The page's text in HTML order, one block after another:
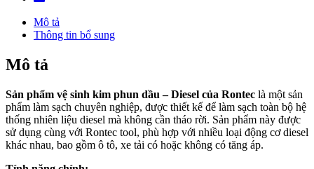
Mô tả
Thông tin bổ sung
Mô tả
Sản phẩm vệ sinh kim phun dầu – Diesel của Rontec là một sản
phẩm làm sạch chuyên nghiệp, được thiết kế để làm sạch toàn bộ hệ
thống nhiên liệu diesel mà không cần tháo rời. Sản phẩm này được
sử dụng cùng với Rontec tool, phù hợp với nhiều loại động cơ diesel
khác nhau, bao gồm ô tô, xe tải có hoặc không có tăng áp.